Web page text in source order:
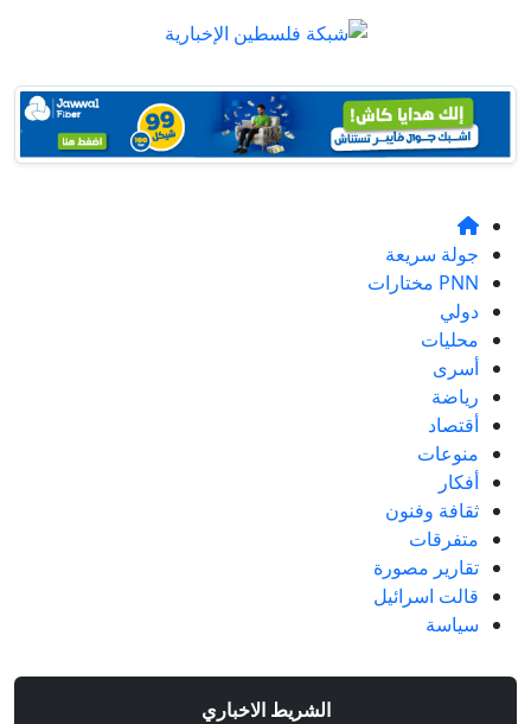
جولة سريعة
PNN مختارات
دولي
محليات
أسرى
رياضة
أقتصاد
منوعات
أفكار
ثقافة وفنون
متفرقات
تقارير مصورة
قالت اسرائيل
سياسة
الشريط الاخباري